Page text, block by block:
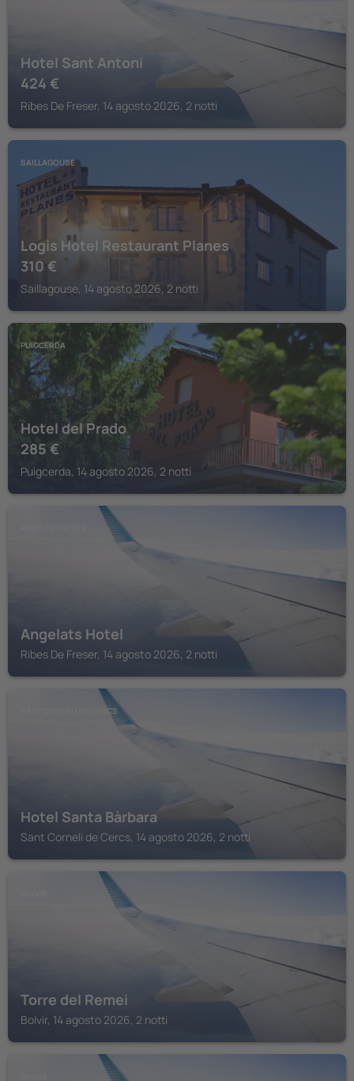
Hotel Sant Antoni
424 €
Ribes De Freser, 14 agosto 2026, 2 notti
SAILLAGOUSE
Logis Hotel Restaurant Planes
310 €
Saillagouse, 14 agosto 2026, 2 notti
PUIGCERDA
Hotel del Prado
285 €
Puigcerda, 14 agosto 2026, 2 notti
Angelats Hotel
Ribes De Freser, 14 agosto 2026, 2 notti
SANT CORNELI DE CERCS
Hotel Santa Bàrbara
Sant Corneli de Cercs, 14 agosto 2026, 2 notti
Torre del Remei
Bolvir, 14 agosto 2026, 2 notti